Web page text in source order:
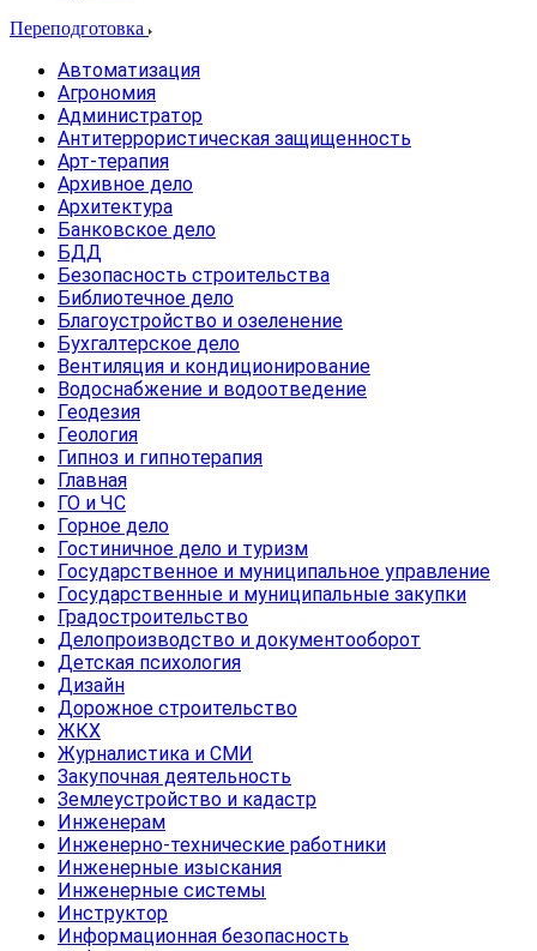
Переподготовка
Автоматизация
Агрономия
Администратор
Антитеррористическая защищенность
Арт-терапия
Архивное дело
Архитектура
Банковское дело
БДД
Безопасность строительства
Библиотечное дело
Благоустройство и озеленение
Бухгалтерское дело
Вентиляция и кондиционирование
Водоснабжение и водоотведение
Геодезия
Геология
Гипноз и гипнотерапия
Главная
ГО и ЧС
Горное дело
Гостиничное дело и туризм
Государственное и муниципальное управление
Государственные и муниципальные закупки
Градостроительство
Делопроизводство и документооборот
Детская психология
Дизайн
Дорожное строительство
ЖКХ
Журналистика и СМИ
Закупочная деятельность
Землеустройство и кадастр
Инженерам
Инженерно-технические работники
Инженерные изыскания
Инженерные системы
Инструктор
Информационная безопасность